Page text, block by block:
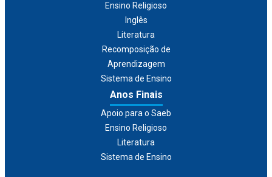
Ensino Religioso
Inglês
Literatura
Recomposição de
Aprendizagem
Sistema de Ensino
Anos Finais
Apoio para o Saeb
Ensino Religioso
Literatura
Sistema de Ensino